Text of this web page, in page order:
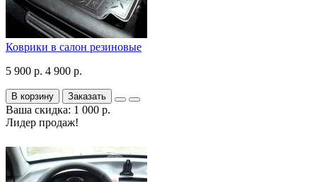
Коврики в салон резиновые
5 900 р. 4 900 р.
В корзину Заказать
Ваша скидка: 1 000 р.
Лидер продаж!